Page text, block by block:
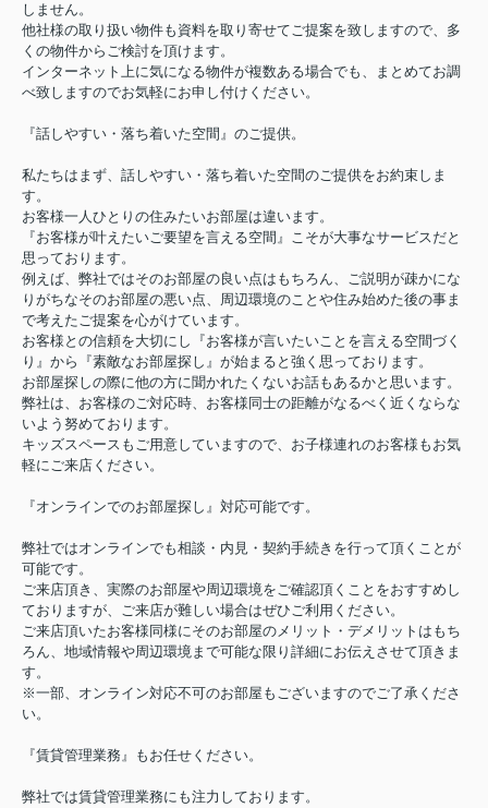
しません。
他社様の取り扱い物件も資料を取り寄せてご提案を致しますので、多
くの物件からご検討を頂けます。
インターネット上に気になる物件が複数ある場合でも、まとめてお調
べ致しますのでお気軽にお申し付けください。
『話しやすい・落ち着いた空間』のご提供。
私たちはまず、話しやすい・落ち着いた空間のご提供をお約束しま
す。
お客様一人ひとりの住みたいお部屋は違います。
『お客様が叶えたいご要望を言える空間』こそが大事なサービスだと
思っております。
例えば、弊社ではそのお部屋の良い点はもちろん、ご説明が疎かにな
りがちなそのお部屋の悪い点、周辺環境のことや住み始めた後の事ま
で考えたご提案を心がけています。
お客様との信頼を大切にし『お客様が言いたいことを言える空間づく
り』から『素敵なお部屋探し』が始まると強く思っております。
お部屋探しの際に他の方に聞かれたくないお話もあるかと思います。
弊社は、お客様のご対応時、お客様同士の距離がなるべく近くならな
いよう努めております。
キッズスペースもご用意していますので、お子様連れのお客様もお気
軽にご来店ください。
『オンラインでのお部屋探し』対応可能です。
弊社ではオンラインでも相談・内見・契約手続きを行って頂くことが
可能です。
ご来店頂き、実際のお部屋や周辺環境をご確認頂くことをおすすめし
ておりますが、ご来店が難しい場合はぜひご利用ください。
ご来店頂いたお客様同様にそのお部屋のメリット・デメリットはもち
ろん、地域情報や周辺環境まで可能な限り詳細にお伝えさせて頂きま
す。
※一部、オンライン対応不可のお部屋もございますのでご了承くださ
い。
『賃貸管理業務』もお任せください。
弊社では賃貸管理業務にも注力しております。